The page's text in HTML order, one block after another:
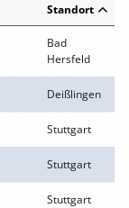
Standort
Bad
Hersfeld
Deißlingen
Stuttgart
Stuttgart
Stuttgart